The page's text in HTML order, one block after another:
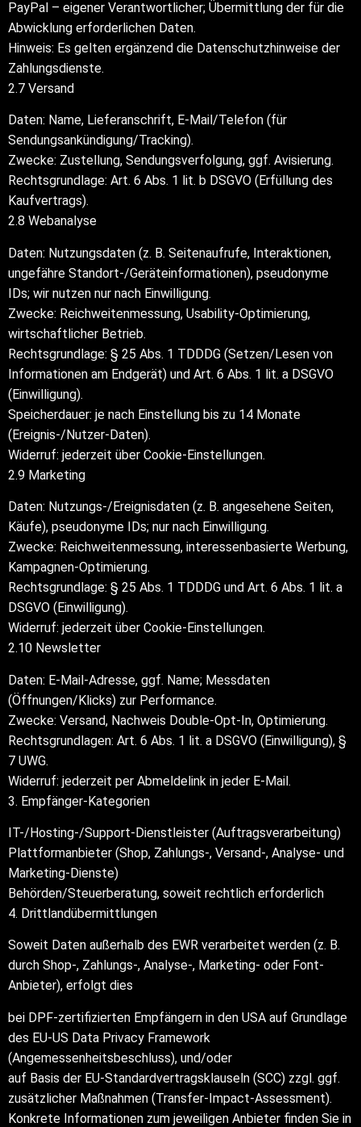
PayPal – eigener Verantwortlicher; Übermittlung der für die
Abwicklung erforderlichen Daten.
Hinweis: Es gelten ergänzend die Datenschutzhinweise der
Zahlungsdienste.
2.7 Versand
Daten: Name, Lieferanschrift, E-Mail/Telefon (für
Sendungsankündigung/Tracking).
Zwecke: Zustellung, Sendungsverfolgung, ggf. Avisierung.
Rechtsgrundlage: Art. 6 Abs. 1 lit. b DSGVO (Erfüllung des
Kaufvertrags).
2.8 Webanalyse
Daten: Nutzungsdaten (z. B. Seitenaufrufe, Interaktionen,
ungefähre Standort-/Geräteinformationen), pseudonyme
IDs; wir nutzen nur nach Einwilligung.
Zwecke: Reichweitenmessung, Usability-Optimierung,
wirtschaftlicher Betrieb.
Rechtsgrundlage: § 25 Abs. 1 TDDDG (Setzen/Lesen von
Informationen am Endgerät) und Art. 6 Abs. 1 lit. a DSGVO
(Einwilligung).
Speicherdauer: je nach Einstellung bis zu 14 Monate
(Ereignis-/Nutzer-Daten).
Widerruf: jederzeit über Cookie-Einstellungen.
2.9 Marketing
Daten: Nutzungs-/Ereignisdaten (z. B. angesehene Seiten,
Käufe), pseudonyme IDs; nur nach Einwilligung.
Zwecke: Reichweitenmessung, interessenbasierte Werbung,
Kampagnen-Optimierung.
Rechtsgrundlage: § 25 Abs. 1 TDDDG und Art. 6 Abs. 1 lit. a
DSGVO (Einwilligung).
Widerruf: jederzeit über Cookie-Einstellungen.
2.10 Newsletter
Daten: E-Mail-Adresse, ggf. Name; Messdaten
(Öffnungen/Klicks) zur Performance.
Zwecke: Versand, Nachweis Double-Opt-In, Optimierung.
Rechtsgrundlagen: Art. 6 Abs. 1 lit. a DSGVO (Einwilligung), §
7 UWG.
Widerruf: jederzeit per Abmeldelink in jeder E-Mail.
3. Empfänger-Kategorien
IT-/Hosting-/Support-Dienstleister (Auftragsverarbeitung)
Plattformanbieter (Shop, Zahlungs-, Versand-, Analyse- und
Marketing-Dienste)
Behörden/Steuerberatung, soweit rechtlich erforderlich
4. Drittlandübermittlungen
Soweit Daten außerhalb des EWR verarbeitet werden (z. B.
durch Shop-, Zahlungs-, Analyse-, Marketing- oder Font-
Anbieter), erfolgt dies
bei DPF-zertifizierten Empfängern in den USA auf Grundlage
des EU-US Data Privacy Framework
(Angemessenheitsbeschluss), und/oder
auf Basis der EU-Standardvertragsklauseln (SCC) zzgl. ggf.
zusätzlicher Maßnahmen (Transfer-Impact-Assessment).
Konkrete Informationen zum jeweiligen Anbieter finden Sie in